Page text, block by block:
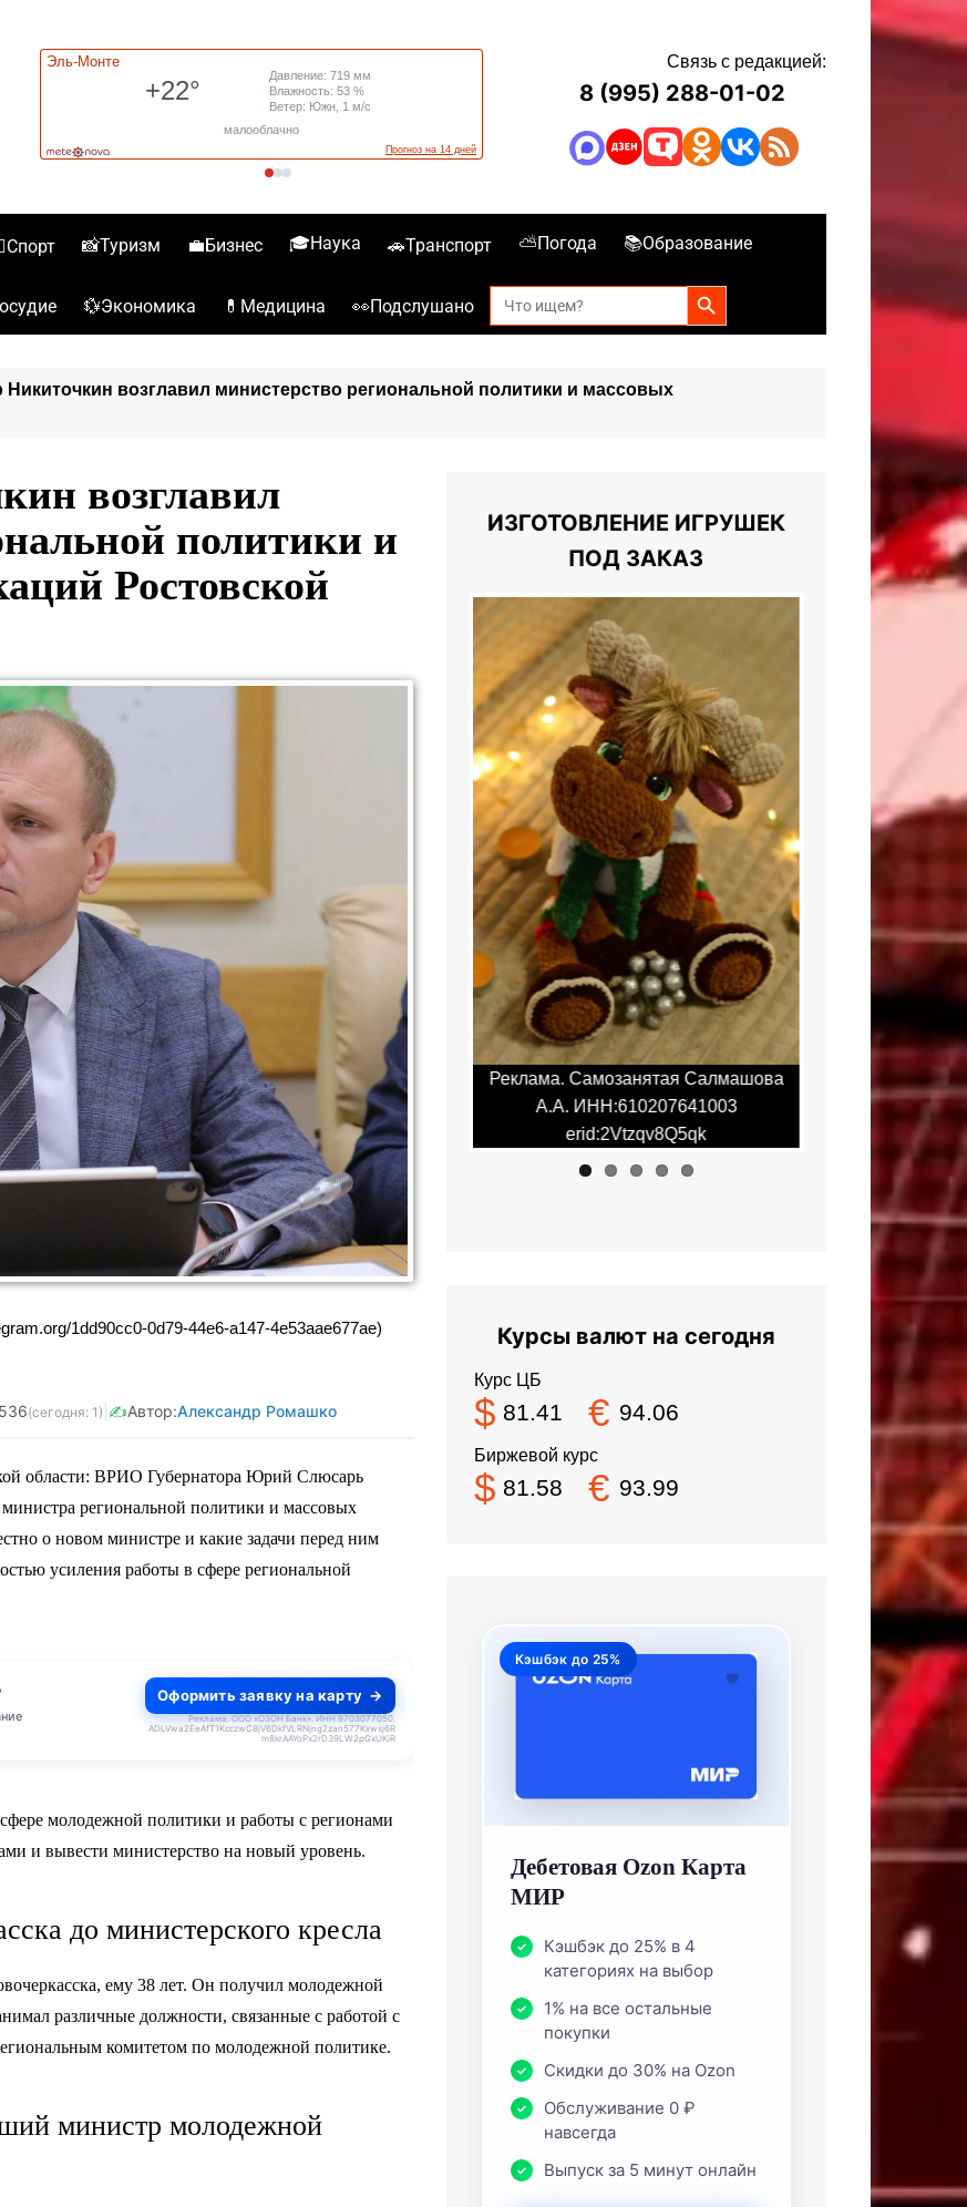
Связь с редакцией:
8 (995) 288-01-02
📸Туризм 💼Бизнес 🎓Наука 🚗Транспорт ⛅Погода 📚Образование
💱Экономика 💊Медицина 👀Подслушано
Search
for:
Search Button
Никиточкин возглавил министерство региональной политики и массовых
возглавил
политики и
Ростовской
1dd90cc0-0d79-44e6-a147-4e53aae677ae)
(сегодня: 1) ✍️Автор:Александр Ромашко
области: ВРИО Губернатора Юрий Слюсарь
региональной политики и массовых
о новом министре и какие задачи перед ним
усиления работы в сфере региональной
Оформить заявку на карту
Реклама. ООО «ОЗОН Банк». ИНН 9703077050.
ADLVwa2EeAfT1KcczwC8jV6DkfVLRNjng2zan577Kxwsj6R
m8krAAYoPx2rD39LW2pGxUKiR
молодежной политики и работы с регионами
и вывести министерство на новый уровень.
до министерского кресла
ему 38 лет. Он получил молодежной
различные должности, связанные с работой с
комитетом по молодежной политике.
министр молодежной
ИЗГОТОВЛЕНИЕ ИГРУШЕК
ПОД ЗАКАЗ
Салмашова
Реклама. Самозанятая Салмашова
А.А. ИНН:610207641003
erid:2Vtzqv8Q5qk
Реклама. Самозанятая Салмашова
А.А. ИНН:610207641003
erid:2Vtzqv8Q5qk
А.А.
Курсы валют на сегодня
Курс ЦБ
$ 81.41 € 94.06
Биржевой курс
$ 81.58 € 93.99
Кэшбэк до 25%
Дебетовая Ozon Карта
МИР
Кэшбэк до 25% в 4
категориях на выбор
1% на все остальные
покупки
Скидки до 30% на Ozon
Обслуживание 0 ₽
навсегда
Выпуск за 5 минут онлайн